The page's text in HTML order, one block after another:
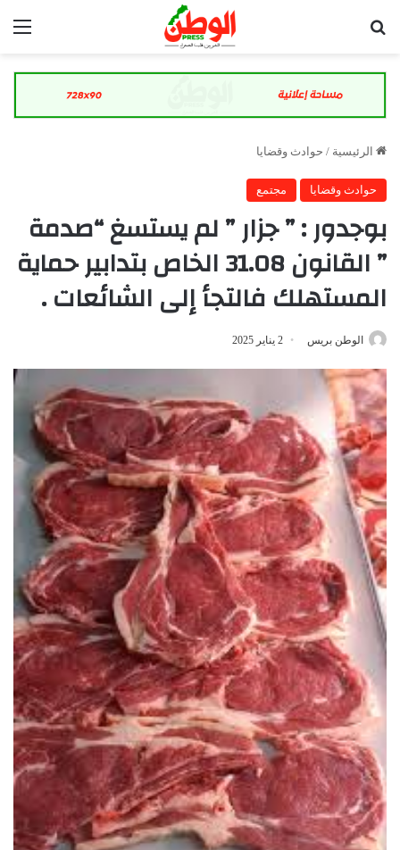
الرئيسية / حوادث وقضايا
حوادث وقضايا مجتمع
بوجدور : ” جزار ” لم يستسغ “صدمة
” القانون 31.08 الخاص بتدابير حماية
المستهلك فالتجأ إلى الشائعات .
الوطن بريس 2 يناير 2025